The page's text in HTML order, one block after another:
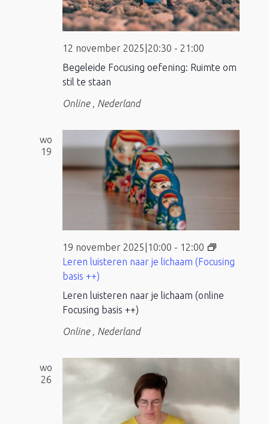
Begeleide Focusing oefening: Ruimte om
stil te staan
12 november 2025|20:30 - 21:00
Online , Nederland
wo
19
Leren luisteren naar je lichaam (online
Focusing basis ++)
19 november 2025|10:00 - 12:00
Leren luisteren naar je lichaam (Focusing
basis ++)
Online , Nederland
wo
26